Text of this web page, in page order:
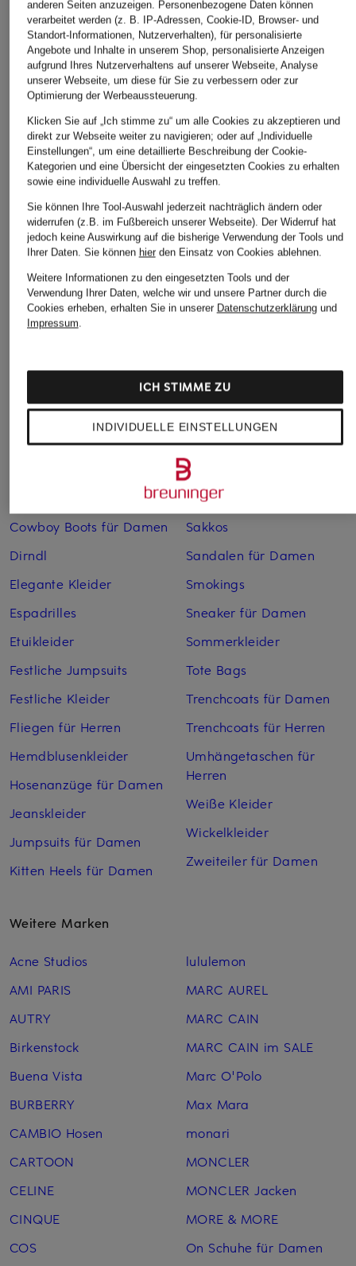
APART
Abendkleid mit
Schmuckperlen
CHF 279
Ursprünglich:CHF 339
APART
Cocktailkleid mit
Schmuckperlen und
Glitzergarn
CHF 269
Ursprünglich:CHF 339
NEO NOIR
Kleid MISHA
CHF 119
Weitere Kategorien
Abendkleider
Bademäntel für Herren
Bikinis für Damen
Boleros für Damen
Cowboy Boots für Damen
Dirndl
Elegante Kleider
Espadrilles
Etuikleider
Festliche Jumpsuits
Festliche Kleider
Fliegen für Herren
Hemdblusenkleider
Hosenanzüge für Damen
Jeanskleider
Jumpsuits für Damen
Kitten Heels für Damen
Lederjacken für Herren
Leinenhosen für Herren
Leinenkleider
Maxikleider
Regenmäntel für Damen
Sakkos
Sandalen für Damen
Smokings
Sneaker für Damen
Sommerkleider
Tote Bags
Trenchcoats für Damen
Trenchcoats für Herren
Umhängetaschen für
Herren
Weiße Kleider
Wickelkleider
Zweiteiler für Damen
Weitere Marken
Acne Studios
AMI PARIS
AUTRY
Birkenstock
Buena Vista
BURBERRY
CAMBIO Hosen
CARTOON
CELINE
CINQUE
COS
lululemon
MARC AUREL
MARC CAIN
MARC CAIN im SALE
Marc O'Polo
Max Mara
monari
MONCLER
MONCLER Jacken
MORE & MORE
On Schuhe für Damen
anderen Seiten anzuzeigen. Personenbezogene Daten können
verarbeitet werden (z. B. IP-Adressen, Cookie-ID, Browser- und
Standort-Informationen, Nutzerverhalten), für personalisierte
Angebote und Inhalte in unserem Shop, personalisierte Anzeigen
aufgrund Ihres Nutzerverhaltens auf unserer Webseite, Analyse
unserer Webseite, um diese für Sie zu verbessern oder zur
Optimierung der Werbeaussteuerung.
Klicken Sie auf „Ich stimme zu“ um alle Cookies zu akzeptieren und
direkt zur Webseite weiter zu navigieren; oder auf „Individuelle
Einstellungen“, um eine detaillierte Beschreibung der Cookie-
Kategorien und eine Übersicht der eingesetzten Cookies zu erhalten
sowie eine individuelle Auswahl zu treffen.
Sie können Ihre Tool-Auswahl jederzeit nachträglich ändern oder
widerrufen (z.B. im Fußbereich unserer Webseite). Der Widerruf hat
jedoch keine Auswirkung auf die bisherige Verwendung der Tools und
Ihrer Daten. Sie können hierden Einsatz von Cookies ablehnen.
Weitere Informationen zu den eingesetzten Tools und der
Verwendung Ihrer Daten, welche wir und unsere Partner durch die
Cookies erheben, erhalten Sie in unserer Datenschutzerklärungund
Impressum.
INDIVIDUELLE EINSTELLUNGEN
ICH STIMME ZU